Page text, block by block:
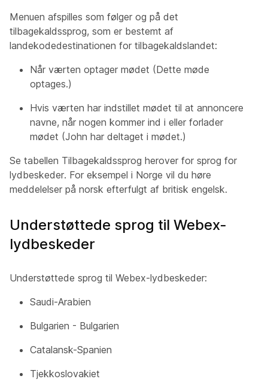
Menuen afspilles som følger og på det
tilbagekaldssprog, som er bestemt af
landekodedestinationen for tilbagekaldslandet:
Når værten optager mødet (Dette møde
optages.)
Hvis værten har indstillet mødet til at annoncere
navne, når nogen kommer ind i eller forlader
mødet (John har deltaget i mødet.)
Se tabellen Tilbagekaldssprog herover for sprog for
lydbeskeder. For eksempel i Norge vil du høre
meddelelser på norsk efterfulgt af britisk engelsk.
Understøttede sprog til Webex-
lydbeskeder
Understøttede sprog til Webex-lydbeskeder:
Saudi-Arabien
Bulgarien - Bulgarien
Catalansk-Spanien
Tjekkoslovakiet